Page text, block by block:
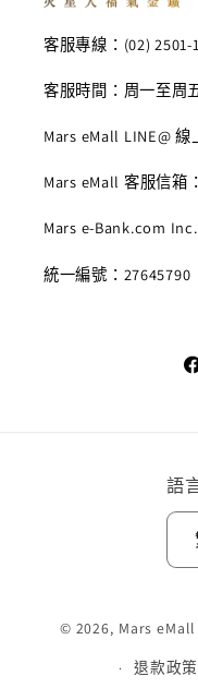
客服專線：(02) 2501-
客服時間：周一至周
Mars eMall LINE@ 線
Mars eMall 客服信箱：
Mars e-Bank.com
統一編號：27645790
語
© 2026, Mars
退款政策